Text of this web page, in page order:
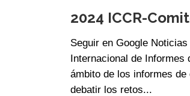
2024 ICCR-
Seguir en Google
Internacional de Informes
ámbito de los informes
debatir los retos...